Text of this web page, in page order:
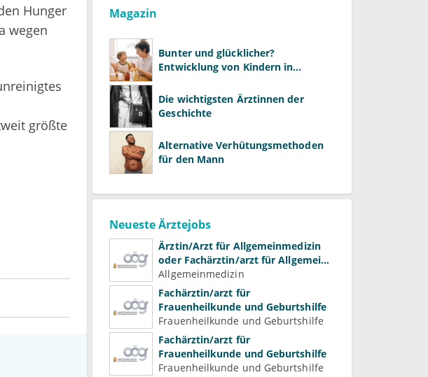
Hunger
wegen
größte
Magazin
Bunter und glücklicher?
Entwicklung von Kindern in
Die wichtigsten Ärztinnen der
Geschichte
Alternative Verhütungsmethoden
für den Mann
Neueste Ärztejobs
Ärztin/Arzt für Allgemeinmedizin
oder Fachärztin/arzt für Allgemein-
und Familienmedizin für
Psychiatrie und
Psychotherapeutische Medizin
Allgemeinmedizin
Fachärztin/arzt für
Frauenheilkunde und Geburtshilfe
Frauenheilkunde und Geburtshilfe
Fachärztin/arzt für
Frauenheilkunde und Geburtshilfe
Frauenheilkunde und Geburtshilfe